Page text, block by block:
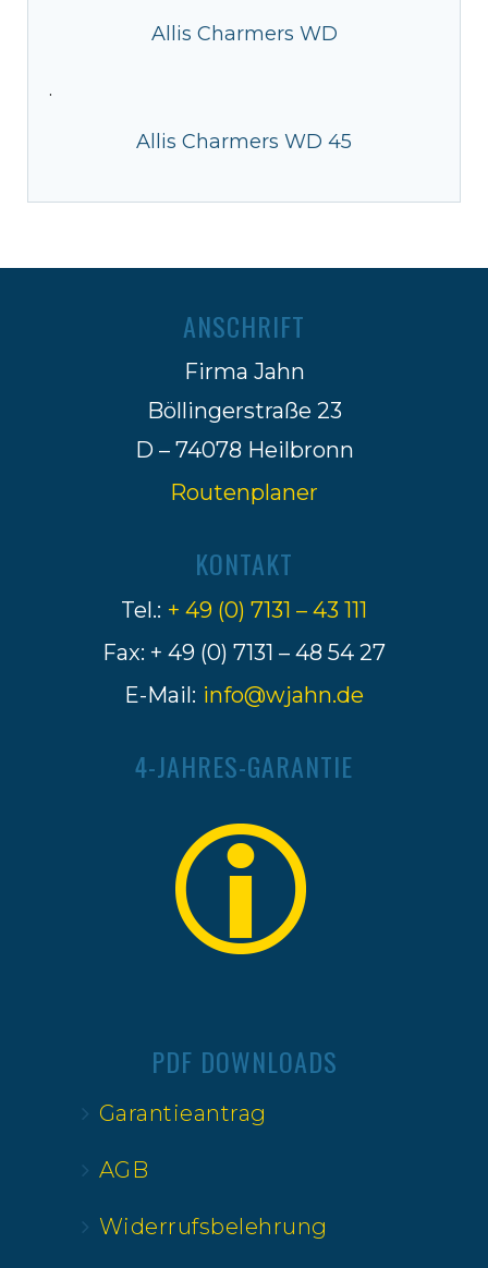
Allis Charmers WD
·
Allis Charmers WD 45
ANSCHRIFT
Firma Jahn
Böllingerstraße 23
D – 74078 Heilbronn
Routenplaner
KONTAKT
Tel.: + 49 (0) 7131 – 43 111
Fax: + 49 (0) 7131 – 48 54 27
E-Mail: info@wjahn.de
4-JAHRES-GARANTIE
PDF DOWNLOADS
Garantieantrag
AGB
Widerrufsbelehrung